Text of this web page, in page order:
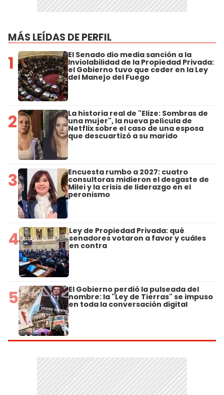
MÁS LEÍDAS DE PERFIL
1 El Senado dio media sanción a la
Inviolabilidad de la Propiedad Privada:
el Gobierno tuvo que ceder en la Ley
del Manejo del Fuego
2 La historia real de "Elize: Sombras de
una mujer", la nueva película de
Netflix sobre el caso de una esposa
que descuartizó a su marido
3 Encuesta rumbo a 2027: cuatro
consultoras midieron el desgaste de
Milei y la crisis de liderazgo en el
peronismo
4 Ley de Propiedad Privada: qué
senadores votaron a favor y cuáles
en contra
5 El Gobierno perdió la pulseada del
nombre: la "Ley de Tierras" se impuso
en toda la conversación digital